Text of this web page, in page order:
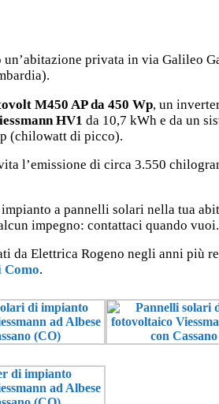
privata in via Galileo
M450 AP da 450 Wp, un
HV1 da 10,7 kWh e da un
(chilowatt di picco).
l’emissione di circa 3.550
a pannelli solari nella tua
impegno: contattaci quando vuoi.
da Elettrica Rogeno negli anni più
.